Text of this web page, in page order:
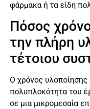
φάρμακα ή τα είδη
Πόσος
την πλήρη
τέτοιου
Ο χρόνος υλοποίησης
πολυπλοκότητα του
σε μια μικρομεσαία